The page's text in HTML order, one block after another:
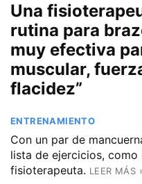
Una
rutina para
muy efectiva
muscular,
flacidez”
ENTRENAMIENTO
Con un par de
lista de ejercicios,
fisioterapeuta. LEER MÁS